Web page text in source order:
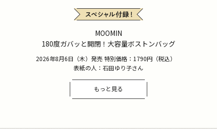
MOOMIN
180度ガバッと開閉！大容量ボストンバッグ
2026年8月6日（木）発売 特別価格：1790円（税込）
表紙の人：石田ゆり子さん
もっと見る